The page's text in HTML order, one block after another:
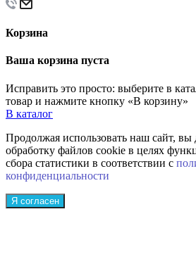
Корзина
Ваша корзина пуста
Исправить это просто: выберите в
товар и нажмите кнопку «В корзину»
В каталог
Продолжая использовать наш сайт, вы
обработку файлов cookie в целях
сбора статистики в соответствии с
конфиденциальности
Я согласен